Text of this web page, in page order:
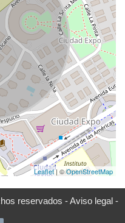
Leaflet| ©OpenStreetMap
reservados -Aviso legal -